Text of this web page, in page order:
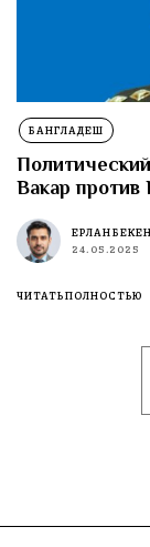
БАНГЛАДЕШ
Вакар против
ЕРЛАН
24.05.2025
ЧИТАТЬ ПОЛНОСТЬЮ